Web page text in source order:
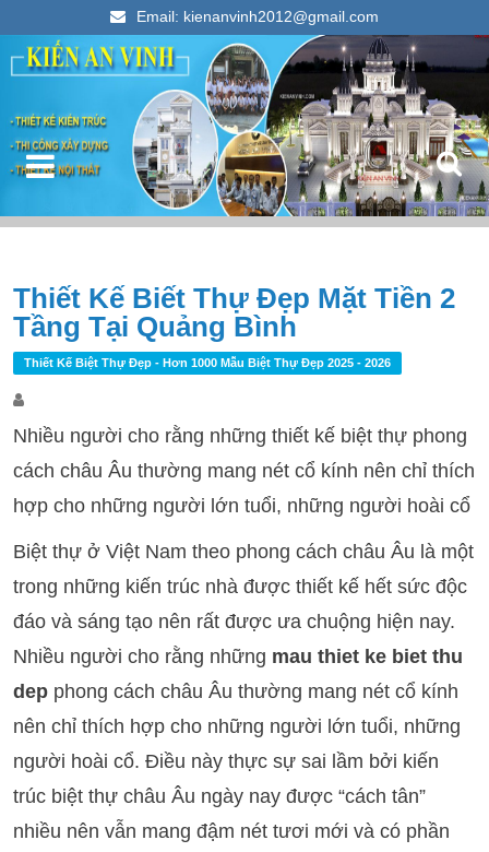
Email: kienanvinh2012@gmail.com
Kiến An Vinh
Thiết kế xây dựng nhà ống đẹp 2023
Thiết Kế Biết Thự Đẹp Mặt Tiền 2
Tầng Tại Quảng Bình
Thiết Kế Biệt Thự Đẹp - Hơn 1000 Mẫu Biệt Thự Đẹp 2025 - 2026
Nhiều người cho rằng những thiết kế biệt thự phong
cách châu Âu thường mang nét cổ kính nên chỉ thích
hợp cho những người lớn tuổi, những người hoài cổ
Biệt thự ở Việt Nam theo phong cách châu Âu là một
trong những kiến trúc nhà được thiết kế hết sức độc
đáo và sáng tạo nên rất được ưa chuộng hiện nay.
Nhiều người cho rằng những mau thiet ke biet thu
dep phong cách châu Âu thường mang nét cổ kính
nên chỉ thích hợp cho những người lớn tuổi, những
người hoài cổ. Điều này thực sự sai lầm bởi kiến
trúc biệt thự châu Âu ngày nay được “cách tân”
nhiều nên vẫn mang đậm nét tươi mới và có phần
Điều hướng bài viết